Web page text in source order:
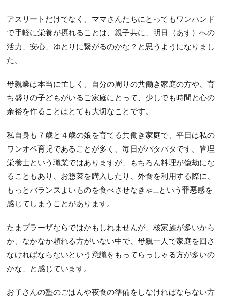
アスリートだけでなく、ママさんたちにとってもワンハンド
で手軽に栄養が摂れることは、親子共に、明日（あす）への
活力、安心、ゆとりに繋がるのかな？と思うようになりまし
た。
母親業は本当に忙しく、自分の周りの共働き家庭の方や、育
ち盛りの子どもがいるご家庭にとって、少しでも時間と心の
余裕を作ることはとても大切なことです。
私自身も７歳と４歳の娘を育てる共働き家庭で、平日は私の
ワンオペ育児であることが多く、毎日がバタバタです。管理
栄養士という職業ではありますが、もちろん料理が億劫にな
ることもあり、お惣菜を購入したり、外食を利用する際に、
もっとバランスよいものを食べさせなきゃ…という罪悪感を
感じてしまうことがあります。
たまプラーザならではかもしれませんが、核家族が多いから
か、なかなか頼れる方がいない中で、母親一人で家庭を回さ
なければならないという意識をもってらっしゃる方が多いの
かな、と感じています。
お子さんの塾のごはんや夜食の準備をしなければならない方